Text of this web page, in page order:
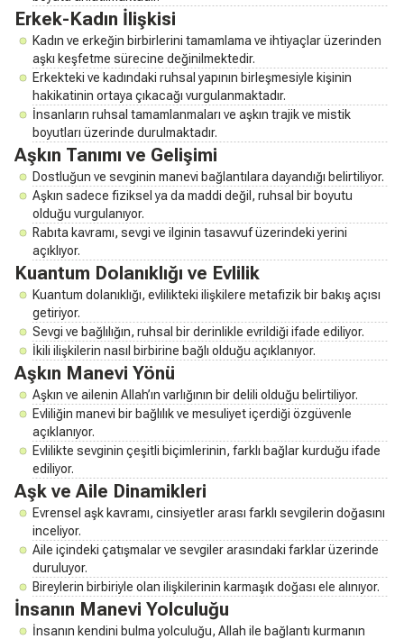
Erkek-Kadın İlişkisi
Kadın ve erkeğin birbirlerini tamamlama ve ihtiyaçlar üzerinden
aşkı keşfetme sürecine değinilmektedir.
Erkekteki ve kadındaki ruhsal yapının birleşmesiyle kişinin
hakikatinin ortaya çıkacağı vurgulanmaktadır.
İnsanların ruhsal tamamlanmaları ve aşkın trajik ve mistik
boyutları üzerinde durulmaktadır.
Aşkın Tanımı ve Gelişimi
Dostluğun ve sevginin manevi bağlantılara dayandığı belirtiliyor.
Aşkın sadece fiziksel ya da maddi değil, ruhsal bir boyutu
olduğu vurgulanıyor.
Rabıta kavramı, sevgi ve ilginin tasavvuf üzerindeki yerini
açıklıyor.
Kuantum Dolanıklığı ve Evlilik
Kuantum dolanıklığı, evlilikteki ilişkilere metafizik bir bakış açısı
getiriyor.
Sevgi ve bağlılığın, ruhsal bir derinlikle evrildiği ifade ediliyor.
İkili ilişkilerin nasıl birbirine bağlı olduğu açıklanıyor.
Aşkın Manevi Yönü
Aşkın ve ailenin Allah’ın varlığının bir delili olduğu belirtiliyor.
Evliliğin manevi bir bağlılık ve mesuliyet içerdiği özgüvenle
açıklanıyor.
Evlilikte sevginin çeşitli biçimlerinin, farklı bağlar kurduğu ifade
ediliyor.
Aşk ve Aile Dinamikleri
Evrensel aşk kavramı, cinsiyetler arası farklı sevgilerin doğasını
inceliyor.
Aile içindeki çatışmalar ve sevgiler arasındaki farklar üzerinde
duruluyor.
Bireylerin birbiriyle olan ilişkilerinin karmaşık doğası ele alınıyor.
İnsanın Manevi Yolculuğu
İnsanın kendini bulma yolculuğu, Allah ile bağlantı kurmanın